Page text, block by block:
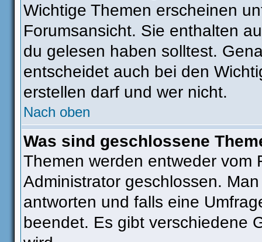
Wichtige Themen erscheinen
Forumsansicht. Sie enthalten
du gelesen haben solltest.
entscheidet auch bei den
erstellen darf und wer nicht.
Nach oben
Was sind geschlossene
Themen werden entweder vom
Administrator geschlossen.
antworten und falls eine
beendet. Es gibt verschiedene